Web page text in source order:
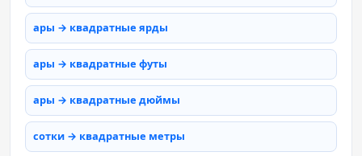
ары → квадратные ярды
ары → квадратные футы
ары → квадратные дюймы
сотки → квадратные метры